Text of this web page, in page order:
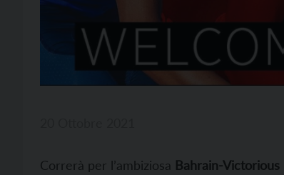
Correrà per l’ambiziosa Bahrain-Victorious